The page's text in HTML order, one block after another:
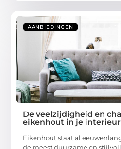
AANBIEDINGEN
De veelzijdigheid en
eikenhout in je interieur
Eikenhout staat al
de meest duurzame en